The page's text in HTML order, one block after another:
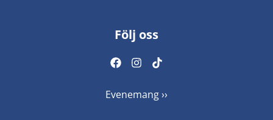
Följ oss
Evenemang ››